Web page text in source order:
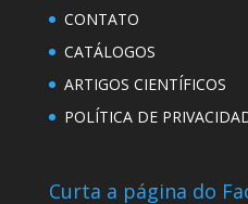
CONTATO
CATÁLOGOS
ARTIGOS CIENTÍFICOS
POLÍTICA DE
Curta a página do